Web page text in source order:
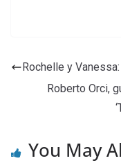
Rochelle y
Roberto Orci,
You May